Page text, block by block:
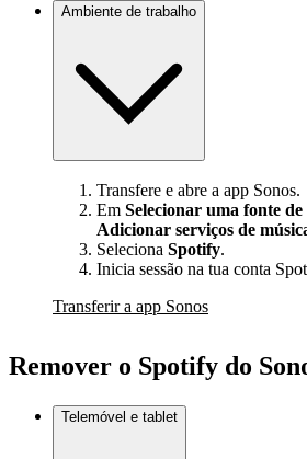
Ambiente de trabalho
Transfere e abre a app Sonos.
Em Selecionar uma fonte de
Adicionar serviços de
Seleciona Spotify.
Inicia sessão na tua conta
Transferir a app Sonos
Remover o Spotify do
Telemóvel e tablet